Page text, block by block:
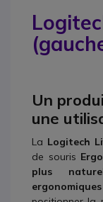
Un
une
La Logitech
de souris Ergo
plus